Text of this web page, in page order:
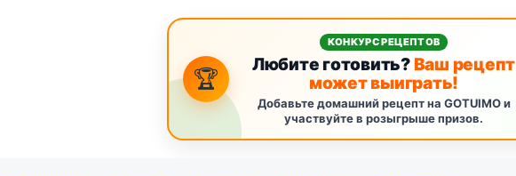
🏆
КОНКУРС РЕЦЕПТОВ
Любите готовить?Ваш рецепт
может выиграть!
Добавьте домашний рецепт на GOTUIMO и
участвуйте в розыгрыше призов.